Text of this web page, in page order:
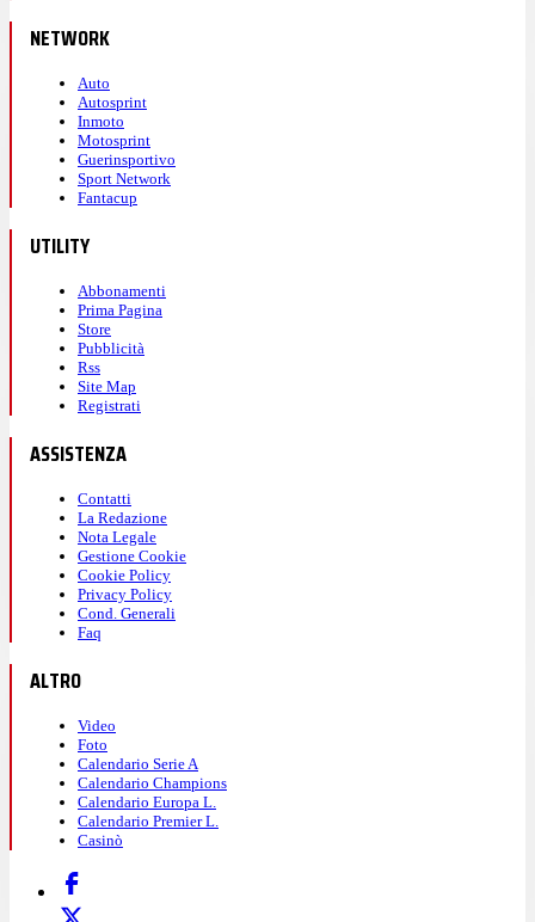
NETWORK
Auto
Autosprint
Inmoto
Motosprint
Guerinsportivo
Sport Network
Fantacup
UTILITY
Abbonamenti
Prima Pagina
Store
Pubblicità
Rss
Site Map
Registrati
ASSISTENZA
Contatti
La Redazione
Nota Legale
Gestione Cookie
Cookie Policy
Privacy Policy
Cond. Generali
Faq
ALTRO
Video
Foto
Calendario Serie A
Calendario Champions
Calendario Europa L.
Calendario Premier L.
Casinò